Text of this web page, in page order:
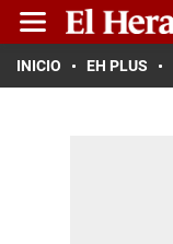
INICIO EH PLUS